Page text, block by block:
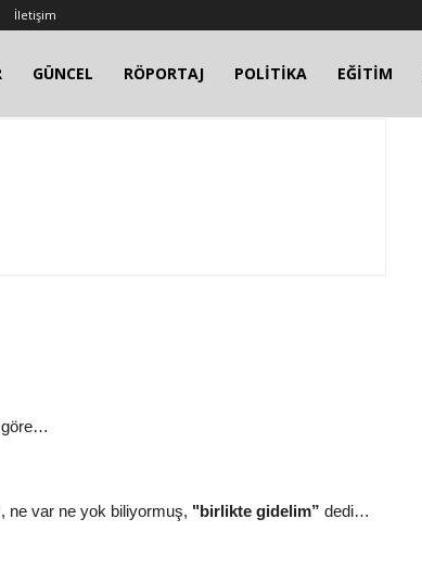
İletişim
GÜNCEL RÖPORTAJ POLİTİKA EĞİTİM
göre…
ne var ne yok biliyormuş, "birlikte gidelim” dedi…